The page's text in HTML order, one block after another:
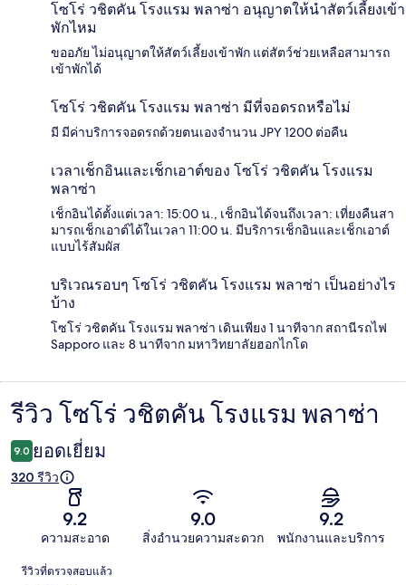
โซโร่ วชิตคัน โรงแรม พลาซ่า อนุญาตให้นำสัตว์เลี้ยงเข้า
พักไหม
ขออภัย ไม่อนุญาตให้สัตว์เลี้ยงเข้าพัก แต่สัตว์ช่วยเหลือสามารถ
เข้าพักได้
โซโร่ วชิตคัน โรงแรม พลาซ่า มีที่จอดรถหรือไม่
มี มีค่าบริการจอดรถด้วยตนเองจำนวน JPY 1200 ต่อคืน
เวลาเช็กอินและเช็กเอาต์ของ โซโร่ วชิตคัน โรงแรม
พลาซ่า
เช็กอินได้ตั้งแต่เวลา: 15:00 น., เช็กอินได้จนถึงเวลา: เที่ยงคืนสา
มารถเช็กเอาต์ได้ในเวลา 11:00 น. มีบริการเช็กอินและเช็กเอาต์
แบบไร้สัมผัส
บริเวณรอบๆ โซโร่ วชิตคัน โรงแรม พลาซ่า เป็นอย่างไร
บ้าง
โซโร่ วชิตคัน โรงแรม พลาซ่า เดินเพียง 1 นาทีจาก สถานีรถไฟ
Sapporo และ 8 นาทีจาก มหาวิทยาลัยฮอกไกโด
รีวิว
รีวิว โซโร่ วชิตคัน โรงแรม พลาซ่า
9.0 ยอดเยี่ยม
320 รีวิว
9.2
ความสะอาด
9.0
สิ่งอำนวยความสะดวก
9.2
พนักงานและบริการ
รีวิว
รีวิวที่ตรวจสอบแล้ว